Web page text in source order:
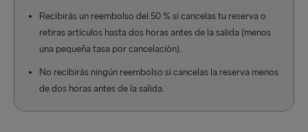
Recibirás un reembolso del 50 % si cancelas tu reserva o
retiras artículos hasta dos horas antes de la salida (menos
una pequeña tasa por cancelación).
No recibirás ningún reembolso si cancelas la reserva menos
de dos horas antes de la salida.